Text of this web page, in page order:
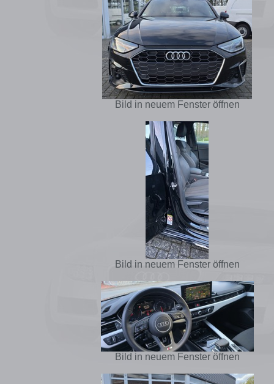
Bild in neuem Fenster öffnen
Bild in neuem Fenster öffnen
Bild in neuem Fenster öffnen